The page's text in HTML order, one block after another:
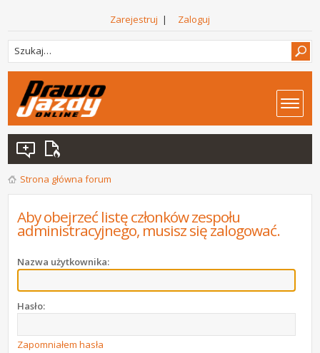
Zarejestruj | Zaloguj
Strona główna forum
Aby obejrzeć listę członków zespołu
administracyjnego, musisz się zalogować.
Nazwa użytkownika:
Hasło:
Zapomniałem hasła